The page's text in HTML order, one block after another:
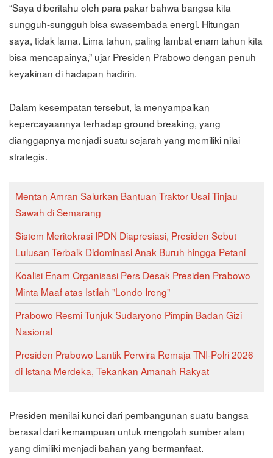
“Saya diberitahu oleh para pakar bahwa bangsa kita
sungguh-sungguh bisa swasembada energi. Hitungan
saya, tidak lama. Lima tahun, paling lambat enam tahun kita
bisa mencapainya,” ujar Presiden Prabowo dengan penuh
keyakinan di hadapan hadirin.
Dalam kesempatan tersebut, ia menyampaikan
kepercayaannya terhadap ground breaking, yang
dianggapnya menjadi suatu sejarah yang memiliki nilai
strategis.
Mentan Amran Salurkan Bantuan Traktor Usai Tinjau
Sawah di Semarang
Sistem Meritokrasi IPDN Diapresiasi, Presiden Sebut
Lulusan Terbaik Didominasi Anak Buruh hingga Petani
Koalisi Enam Organisasi Pers Desak Presiden Prabowo
Minta Maaf atas Istilah "Londo Ireng"
Prabowo Resmi Tunjuk Sudaryono Pimpin Badan Gizi
Nasional
Presiden Prabowo Lantik Perwira Remaja TNI-Polri 2026
di Istana Merdeka, Tekankan Amanah Rakyat
Presiden menilai kunci dari pembangunan suatu bangsa
berasal dari kemampuan untuk mengolah sumber alam
yang dimiliki menjadi bahan yang bermanfaat.